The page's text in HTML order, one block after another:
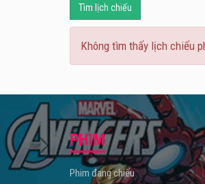
Tìm lịch chiếu
Không tìm thấy lịch chiếu
PHIM
Phim đang chiếu